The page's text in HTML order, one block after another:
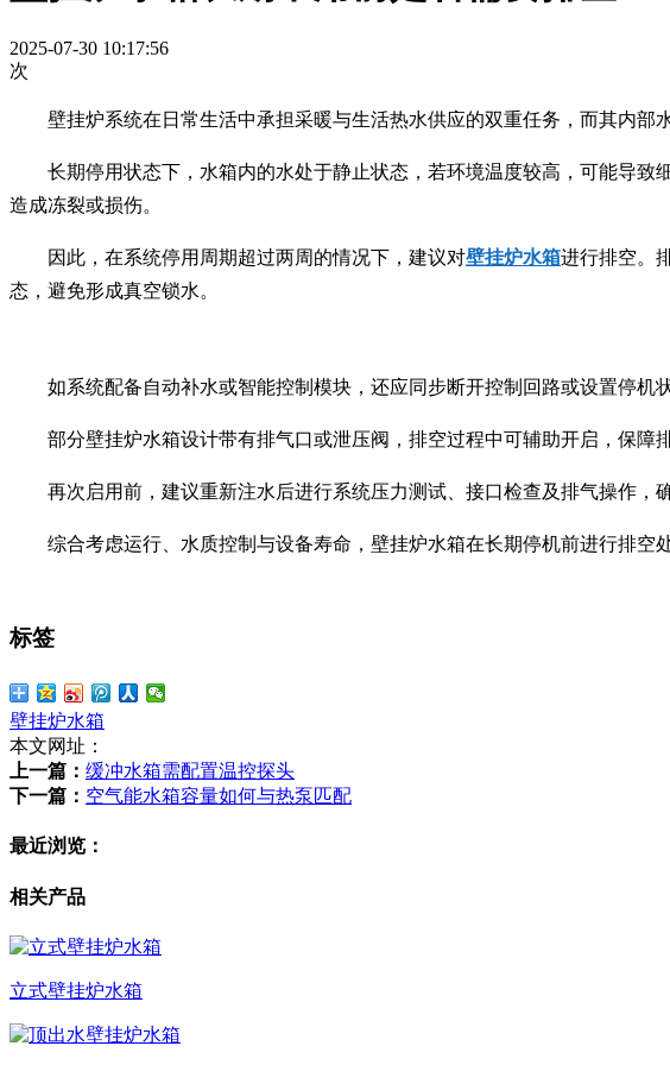
2025-07-30 10:17:56
次
壁挂炉系统在日常生活中承担采暖与生活热水供应的双重任务，而其内部
长期停用状态下，水箱内的水处于静止状态，若环境温度较高，可能导
造成冻裂或损伤。
因此，在系统停用周期超过两周的情况下，建议对壁挂炉水箱进行排空。
态，避免形成真空锁水。
如系统配备自动补水或智能控制模块，还应同步断开控制回路或设置停机
部分壁挂炉水箱设计带有排气口或泄压阀，排空过程中可辅助开启，保障
再次启用前，建议重新注水后进行系统压力测试、接口检查及排气操作，
综合考虑运行、水质控制与设备寿命，壁挂炉水箱在长期停机前进行排空
标签
壁挂炉水箱
本文网址：
上一篇： 缓冲水箱需配置温控探头
下一篇： 空气能水箱容量如何与热泵匹配
最近浏览：
相关产品
立式壁挂炉水箱